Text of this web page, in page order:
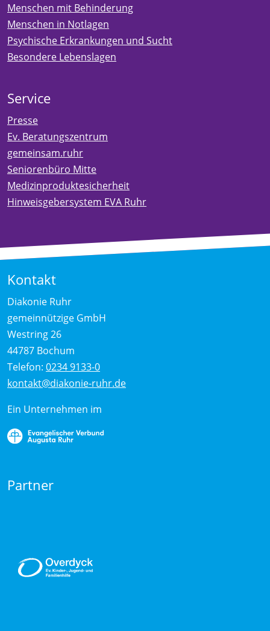
Menschen mit Behinderung
Menschen in Notlagen
Psychische Erkrankungen und Sucht
Besondere Lebenslagen
Service
Presse
Ev. Beratungszentrum
gemeinsam.ruhr
Seniorenbüro Mitte
Medizinproduktesicherheit
Hinweisgebersystem EVA Ruhr
Kontakt
Diakonie Ruhr
gemeinnützige GmbH
Westring 26
44787 Bochum
Telefon: 0234 9133-0
kontakt@diakonie-ruhr.de
Ein Unternehmen im
Partner